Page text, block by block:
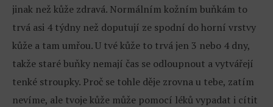
jinak než kůže zdravá. Normálním kožním buňkám to
trvá asi 4 týdny než doputují ze spodní do horní vrstvy
kůže a tam umřou. U tvé kůže to trvá jen 3 nebo 4 dny,
takže staré buňky nemají čas se odloupnout a vytvářejí
tenké stroupky. Proč se tohle děje zrovna u tebe, zatím
nevíme, ale tvoje kůže může pomocí léků vypadat i cítit